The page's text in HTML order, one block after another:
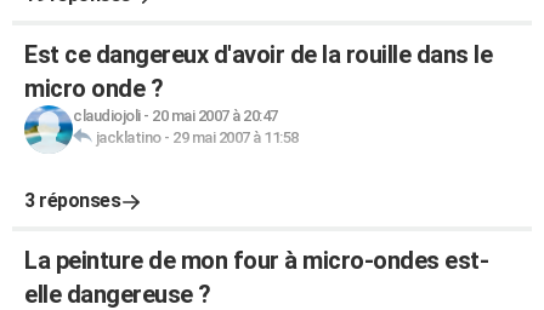
Est ce dangereux d'avoir de la rouille dans le
micro onde ?
claudiojoli- 20 mai 2007 à 20:47
jacklatino- 29 mai 2007 à 11:58
3 réponses
La peinture de mon four à micro-ondes est-
elle dangereuse ?